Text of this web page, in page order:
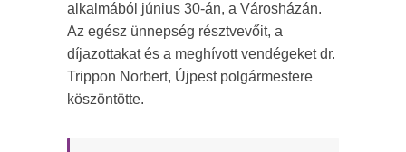
alkalmából június 30-án, a Városházán.
Az egész ünnepség résztvevőit, a
díjazottakat és a meghívott vendégeket dr.
Trippon Norbert, Újpest polgármestere
köszöntötte.